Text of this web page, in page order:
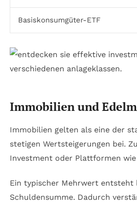
Basiskonsumgüter-ETF
Immobilien und
Immobilien gelten als eine der
stetigen Wertsteigerungen bei.
Investment oder Plattformen
Ein typischer Mehrwert
Schuldensumme. Dadurch